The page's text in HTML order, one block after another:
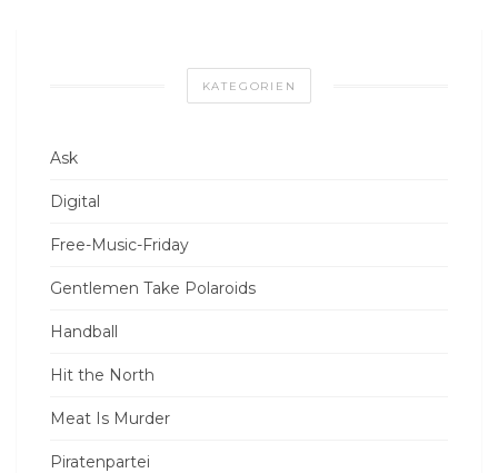
KATEGORIEN
Ask
Digital
Free-Music-Friday
Gentlemen Take Polaroids
Handball
Hit the North
Meat Is Murder
Piratenpartei